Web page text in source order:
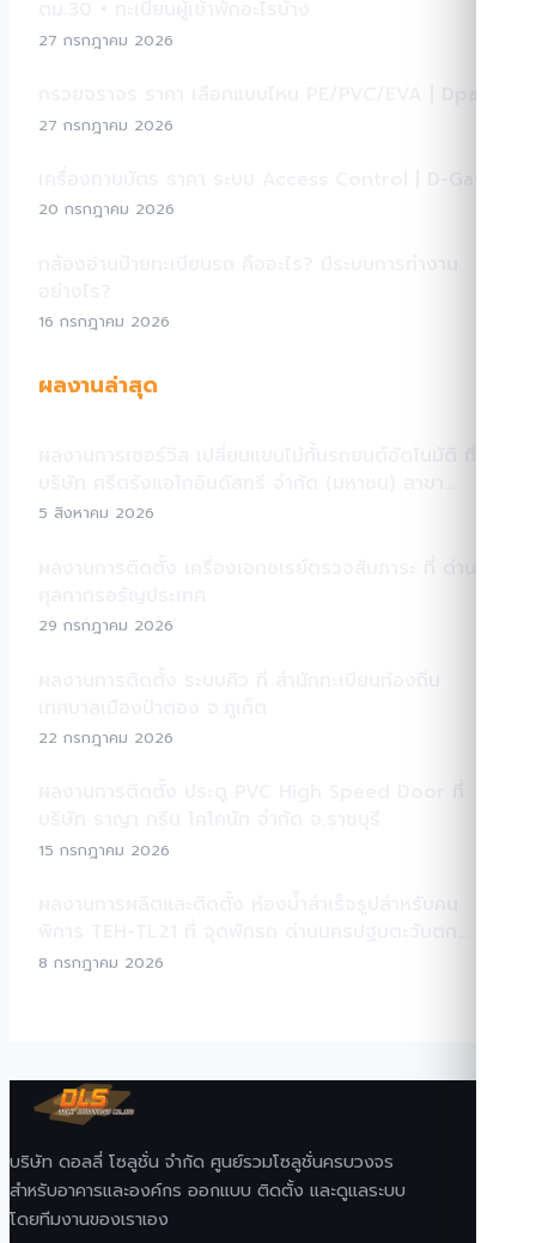
27 กรกฎาคม 2026
27 กรกฎาคม 2026
20 กรกฎาคม 2026
16 กรกฎาคม 2026
ผลงานล่าสุด
สระแก้ว
5 สิงหาคม 2026
29 กรกฎาคม 2026
22 กรกฎาคม 2026
15 กรกฎาคม 2026
มอเตอร์เวย์ M81
8 กรกฎาคม 2026
บริษัท ดอลลี่ โซลูชั่น จำกัด ศูนย์รวมโซลูชั่นครบวงจร
สำหรับอาคารและองค์กร ออกแบบ ติดตั้ง และดูแลระบบ
โดยทีมงานของเราเอง